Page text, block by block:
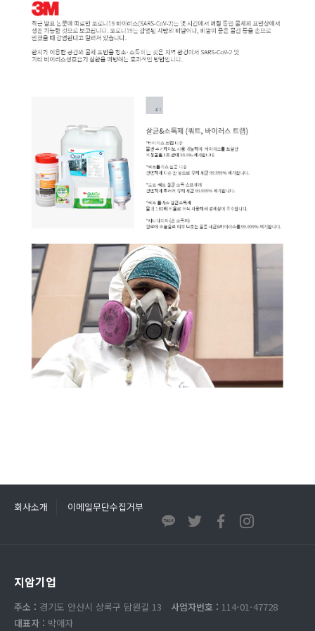
회사소개 이메일무단수집거부
지암기업
주소 : 경기도 안산시 상록구 담원길 13 사업자번호 : 114-01-47728
대표자 : 박애자